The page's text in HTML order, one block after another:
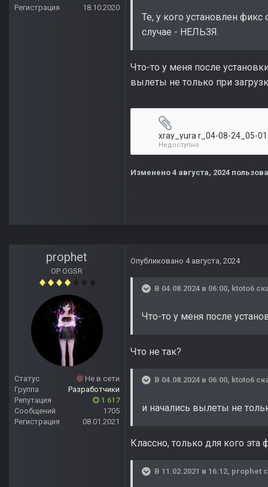
Регистрация
18.10.2020
Те, у кого установлен
случае - НЕЛЬЗЯ.
Что-то у меня после
вылеты не только при
xray_yura r_04-08-24_05-
Недоступно
Изменено 4 августа, 2024
prophet
OP OGSR
Статус
Не в сети
Группа
Разработчики
Репутация
1 617
Сообщений
1705
Регистрация
08.01.2021
Опубликовано 4 августа, 2024
В 04.08.2024 в 06:00, ktoto6
Что-то у меня после
Что не так?
В 04.08.2024 в 06:00, ktoto6
и начались вылеты не
Классно, только для кого
В 11.02.2021 в 16:12, prophet